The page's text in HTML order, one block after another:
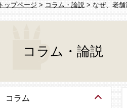
トップページ > コラム・論説 > なぜ、老
コラム・論説
コラム